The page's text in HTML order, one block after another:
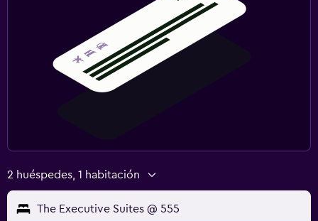
2 huéspedes, 1 habitación
The Executive Suites @ 555